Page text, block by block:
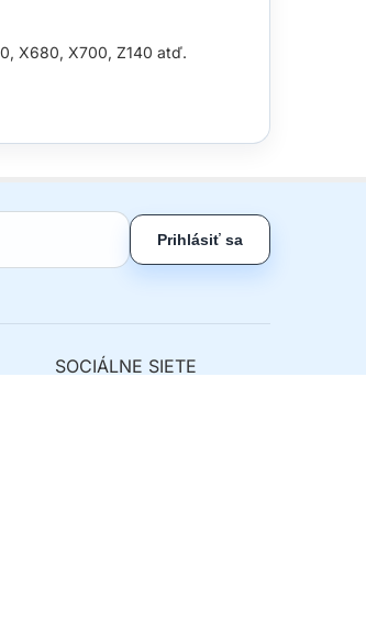
X680, X700, Z140 atď.
Prihlásiť sa
SOCIÁLNE SIETE